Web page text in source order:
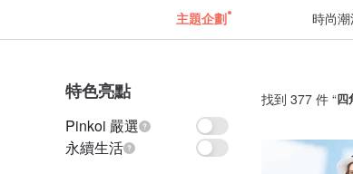
主題企劃 時尚
特色亮點
Pinkoi 嚴選
永續生活
找到 377 件 “四